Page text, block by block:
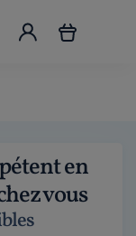
en
vous